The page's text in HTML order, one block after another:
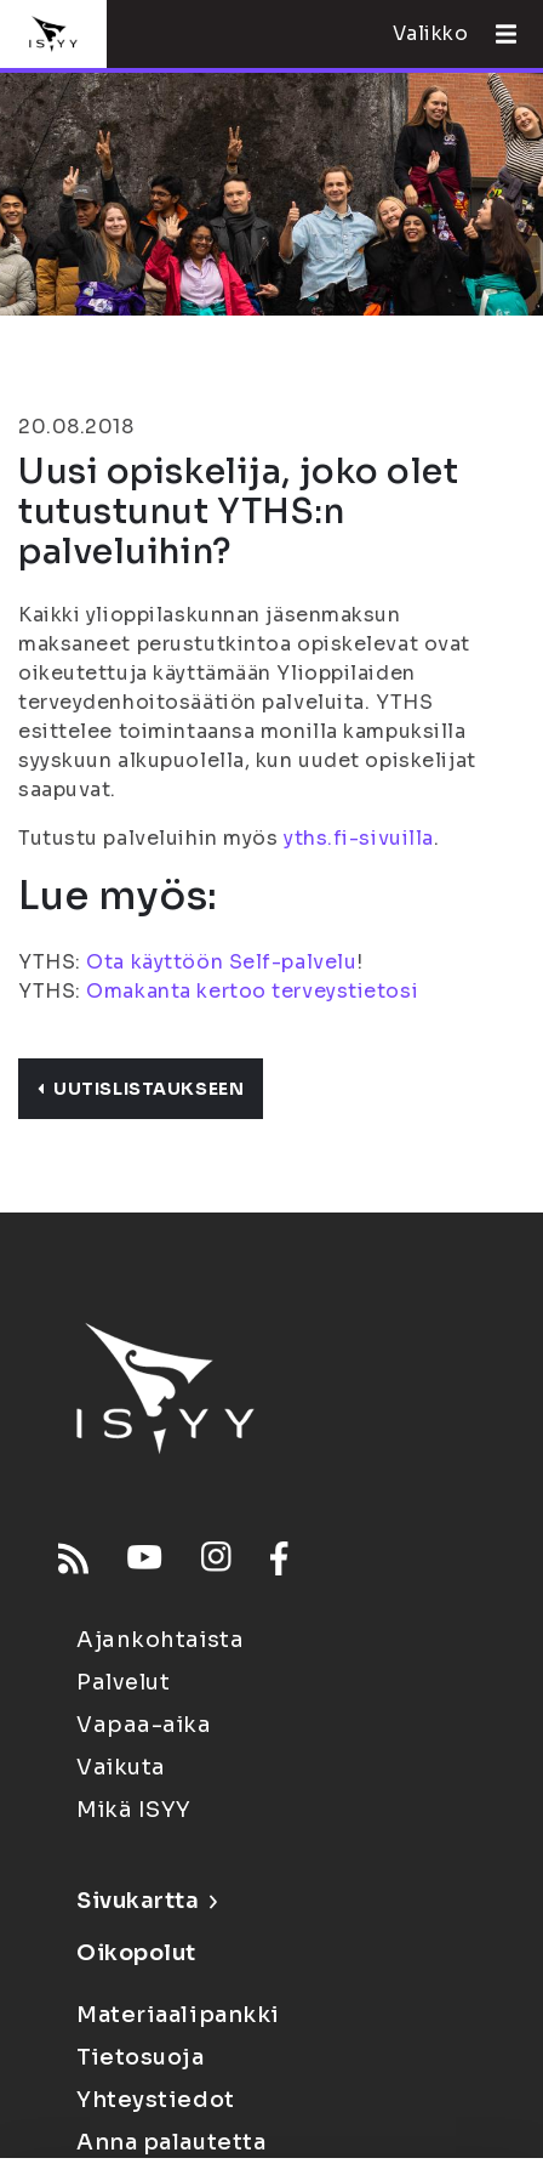
Valikko
20.08.2018
Uusi opiskelija, joko olet
tutustunut YTHS:n
palveluihin?
Kaikki ylioppilaskunnan jäsenmaksun
maksaneet perustutkintoa opiskelevat ovat
oikeutettuja käyttämään Ylioppilaiden
terveydenhoitosäätiön palveluita. YTHS
esittelee toimintaansa monilla kampuksilla
syyskuun alkupuolella, kun uudet opiskelijat
saapuvat.
Tutustu palveluihin myös yths.fi-sivuilla.
Lue myös:
YTHS: Ota käyttöön Self-palvelu!
YTHS: Omakanta kertoo terveystietosi
UUTISLISTAUKSEEN
Ajankohtaista
Palvelut
Vapaa-aika
Vaikuta
Mikä ISYY
Sivukartta
Oikopolut
Materiaalipankki
Tietosuoja
Yhteystiedot
Anna palautetta